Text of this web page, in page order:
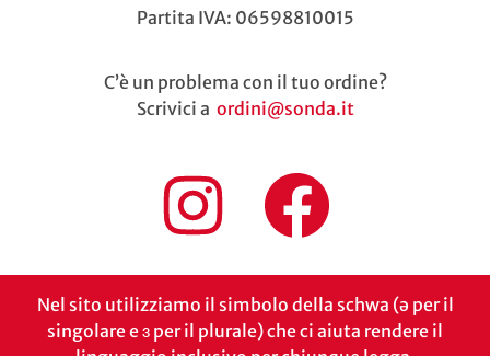
Partita IVA: 06598810015
C’è un problema con il tuo ordine?
Scrivici a ordini@sonda.it
Nel sito utilizziamo il simbolo della schwa (ə per il
singolare e ɜ per il plurale) che ci aiuta rendere il